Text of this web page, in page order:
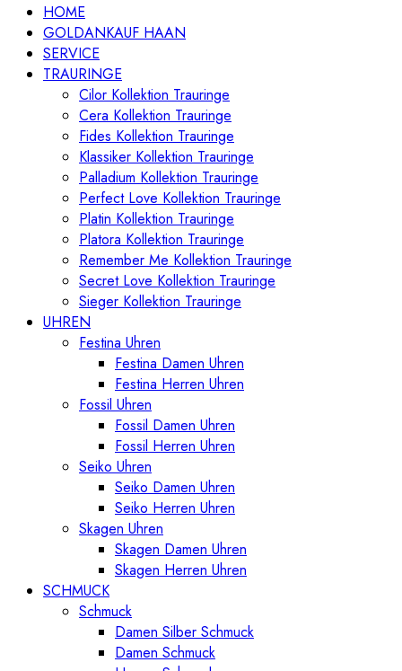
HOME
GOLDANKAUF HAAN
SERVICE
TRAURINGE
Cilor Kollektion Trauringe
Cera Kollektion Trauringe
Fides Kollektion Trauringe
Klassiker Kollektion Trauringe
Palladium Kollektion Trauringe
Perfect Love Kollektion Trauringe
Platin Kollektion Trauringe
Platora Kollektion Trauringe
Remember Me Kollektion Trauringe
Secret Love Kollektion Trauringe
Sieger Kollektion Trauringe
UHREN
Festina Uhren
Festina Damen Uhren
Festina Herren Uhren
Fossil Uhren
Fossil Damen Uhren
Fossil Herren Uhren
Seiko Uhren
Seiko Damen Uhren
Seiko Herren Uhren
Skagen Uhren
Skagen Damen Uhren
Skagen Herren Uhren
SCHMUCK
Schmuck
Damen Silber Schmuck
Damen Schmuck